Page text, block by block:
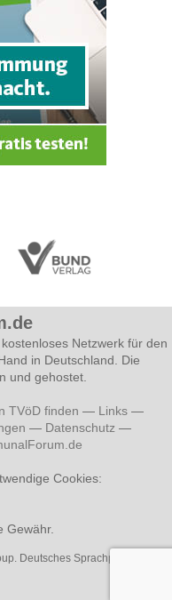
Netzwerk für den
in Deutschland. Die
und gehostet.
TVöD finden — Links —
— Datenschutz —
Cookies:
Gewähr.
Deutsches Sprachpaket von